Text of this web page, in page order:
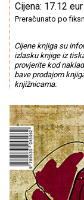
Cijena: 17.12 eur
Preračunato po
Cijene knjiga su
izlasku knjige iz
provjerite kod
bave prodajom
knjižnicama.